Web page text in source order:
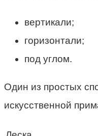
вертикали;
горизонтали;
под углом.
Один из простых
искусственной